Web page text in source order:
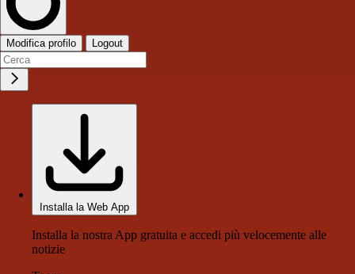
Modifica profilo Logout
Installa la Web App
Installa la nostra App gratuita e accedi più velocemente alle
notizie